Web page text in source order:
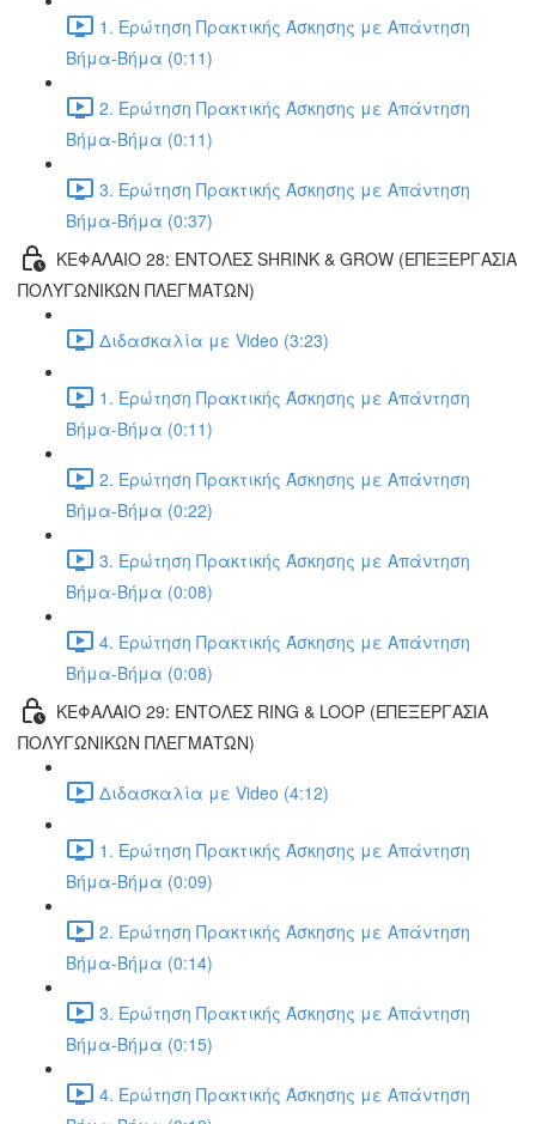
1. Ερώτηση Πρακτικής Άσκησης με Απάντηση
Βήμα-Βήμα (0:11)
2. Ερώτηση Πρακτικής Άσκησης με Απάντηση
Βήμα-Βήμα (0:11)
3. Ερώτηση Πρακτικής Άσκησης με Απάντηση
Βήμα-Βήμα (0:37)
ΚΕΦΑΛΑΙΟ 28: ΕΝΤΟΛΕΣ SHRINK & GROW (ΕΠΕΞΕΡΓΑΣΙΑ
ΠΟΛΥΓΩΝΙΚΩΝ ΠΛΕΓΜΑΤΩΝ)
Διδασκαλία με Video (3:23)
1. Ερώτηση Πρακτικής Άσκησης με Απάντηση
Βήμα-Βήμα (0:11)
2. Ερώτηση Πρακτικής Άσκησης με Απάντηση
Βήμα-Βήμα (0:22)
3. Ερώτηση Πρακτικής Άσκησης με Απάντηση
Βήμα-Βήμα (0:08)
4. Ερώτηση Πρακτικής Άσκησης με Απάντηση
Βήμα-Βήμα (0:08)
ΚΕΦΑΛΑΙΟ 29: ΕΝΤΟΛΕΣ RING & LOOP (ΕΠΕΞΕΡΓΑΣΙΑ
ΠΟΛΥΓΩΝΙΚΩΝ ΠΛΕΓΜΑΤΩΝ)
Διδασκαλία με Video (4:12)
1. Ερώτηση Πρακτικής Άσκησης με Απάντηση
Βήμα-Βήμα (0:09)
2. Ερώτηση Πρακτικής Άσκησης με Απάντηση
Βήμα-Βήμα (0:14)
3. Ερώτηση Πρακτικής Άσκησης με Απάντηση
Βήμα-Βήμα (0:15)
4. Ερώτηση Πρακτικής Άσκησης με Απάντηση